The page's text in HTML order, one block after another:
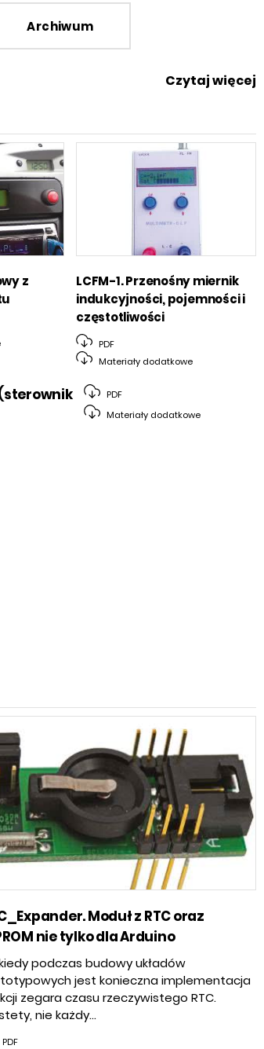
Archiwum
Czytaj więcej
z
LCFM-1. Przenośny miernik
indukcyjności, pojemności i
częstotliwości
PDF
Materiały dodatkowe
PDF
Materiały dodatkowe
Moduł z RTC oraz
nie tylko dla Arduino
podczas budowy układów
jest konieczna implementacja
zegara czasu rzeczywistego RTC.
nie każdy...
PDF